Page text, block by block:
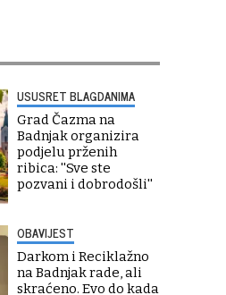
USUSRET BLAGDANIMA
Grad Čazma na
Badnjak organizira
podjelu prženih
ribica: ''Sve ste
pozvani i dobrodošli''
OBAVIJEST
Darkom i Reciklažno
na Badnjak rade, ali
skraćeno. Evo do kada